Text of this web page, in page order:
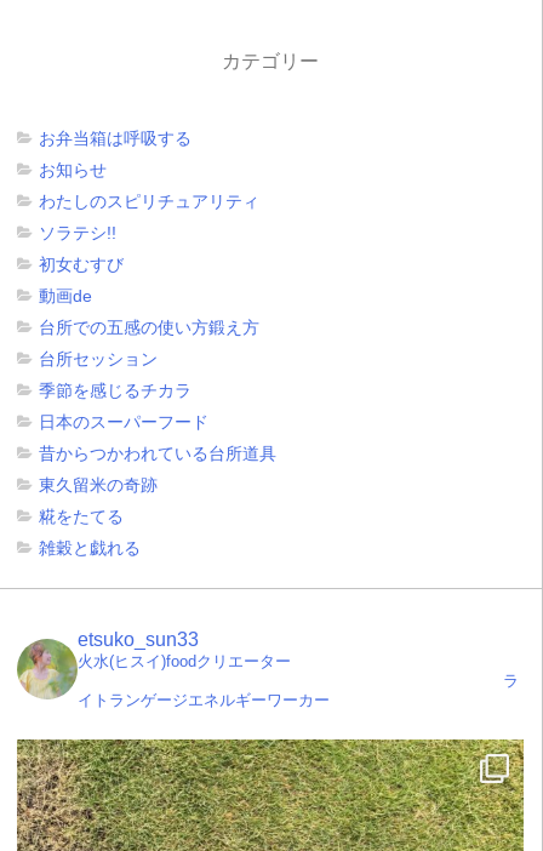
カテゴリー
お弁当箱は呼吸する
お知らせ
わたしのスピリチュアリティ
ソラテシ!!
初女むすび
動画de
台所での五感の使い方鍛え方
台所セッション
季節を感じるチカラ
日本のスーパーフード
昔からつかわれている台所道具
東久留米の奇跡
糀をたてる
雑穀と戯れる
etsuko_sun33
火水(ヒスイ)foodクリエーター
ラ
イトランゲージエネルギーワーカー